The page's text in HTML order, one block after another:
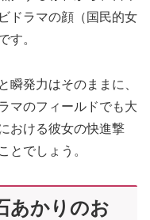
ドラマの顔（国民的女
す。
瞬発力はそのままに、
マのフィールドでも大
おける彼女の快進撃
とでしょう。
あかりのお